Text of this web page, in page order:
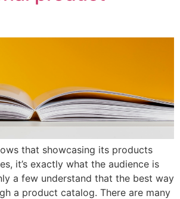
that showcasing its products
it’s exactly what the audience is
a few understand that the best way
a product catalog. There are many